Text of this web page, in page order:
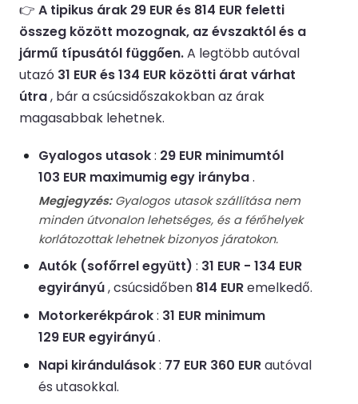
👉 A tipikus árak 29 EUR és 814 EUR feletti
összeg között mozognak, az évszaktól és a
jármű típusától függően.A legtöbb autóval
utazó 31 EUR és 134 EUR közötti árat várhat
útra, bár a csúcsidőszakokban az árak
magasabbak lehetnek.
Gyalogos utasok: 29 EUR minimumtól
103 EUR maximumig egy irányba.
Megjegyzés:Gyalogos utasok szállítása nem
minden útvonalon lehetséges, és a férőhelyek
korlátozottak lehetnek bizonyos járatokon.
Autók (sofőrrel együtt) : 31 EUR - 134 EUR
egyirányú, csúcsidőben 814 EURemelkedő.
Motorkerékpárok: 31 EUR minimum
129 EUR egyirányú.
Napi kirándulások: 77 EUR 360 EURautóval
és utasokkal.